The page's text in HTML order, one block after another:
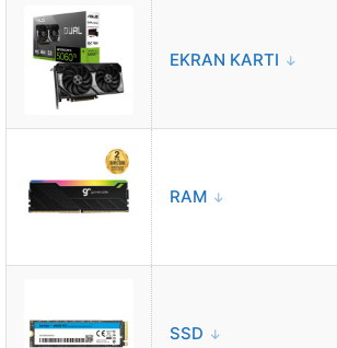
EKRAN KARTI
RAM
SSD